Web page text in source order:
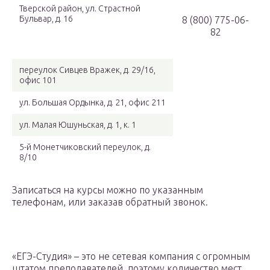
Тверской район, ул. Страстной
Бульвар, д. 16
8 (800) 775-06-
82
переулок Сивцев Вражек, д. 29/16,
офис 101
ул. Большая Ордынка, д. 21, офис 211
ул. Малая Юшуньская, д. 1, к. 1
5-й Монетчиковский переулок, д.
8/10
Записаться на курсы можно по указанным
телефонам, или заказав обратный звонок.
«ЕГЭ-Студия» – это не сетевая компания с огромным